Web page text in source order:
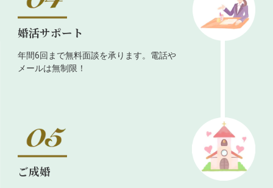
婚活サポート
年間6回まで無料面談を承ります。電話や
メールは無制限！
ご成婚